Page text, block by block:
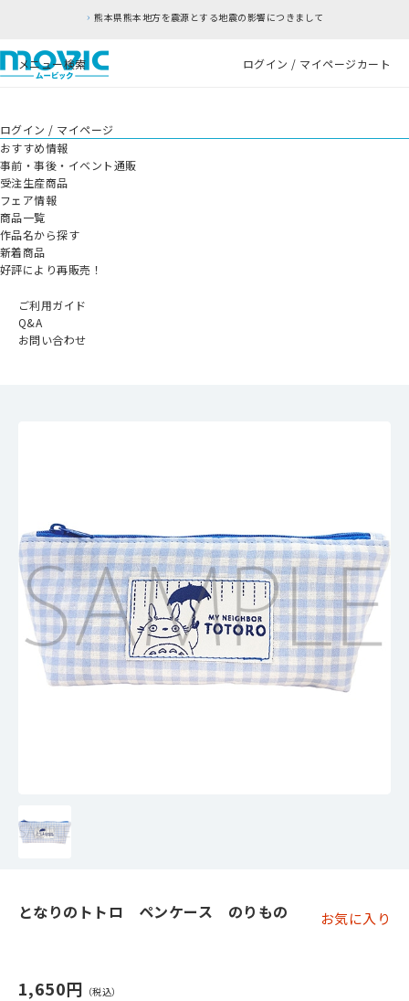
熊本県熊本地方を震源とする地震の影響につきまして
メニュー検索 ログイン / マイページカート
ログイン / マイページ
おすすめ情報
事前・事後・イベント通販
受注生産商品
フェア情報
商品一覧
作品名から探す
新着商品
好評により再販売！
ご利用ガイド
Q&A
お問い合わせ
となりのトトロ ペンケース のりもの お気に入り
1,650円